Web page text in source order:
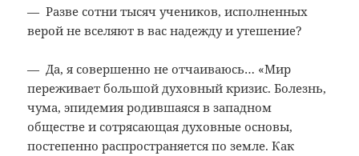
— Разве сотни тысяч учеников, исполненных
верой не вселяют в вас надежду и утешение?
— Да, я совершенно не отчаиваюсь… «Мир
переживает большой духовный кризис. Болезнь,
чума, эпидемия родившаяся в западном
обществе и сотрясающая духовные основы,
постепенно распространяется по земле. Как